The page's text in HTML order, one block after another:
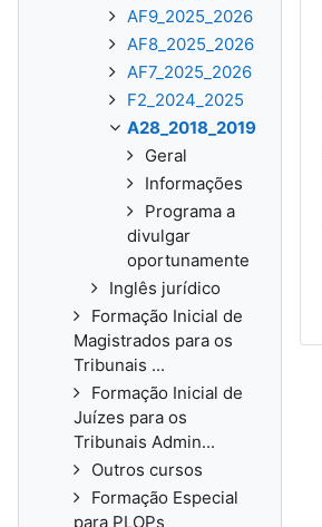
AF9_2025_2026
AF8_2025_2026
AF7_2025_2026
F2_2024_2025
A28_2018_2019
Geral
Informações
Programa a
divulgar
oportunamente
Inglês jurídico
Formação Inicial de
Magistrados para os
Tribunais ...
Formação Inicial de
Juízes para os
Tribunais Admin...
Outros cursos
Formação Especial
para PLOPs